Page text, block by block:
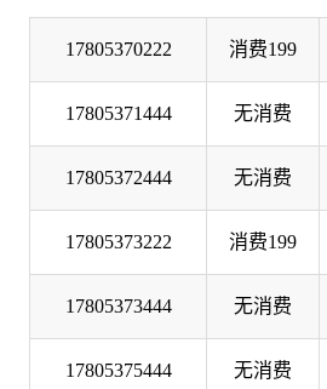
17805370222 消费199
17805371444 无消费
17805372444 无消费
17805373222 消费199
17805373444 无消费
17805375444 无消费